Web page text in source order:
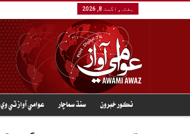
ہفتہ, اگست 8, 2026
نڪور خبرون سنڌ سماچار عوامي آواز ٽي وي